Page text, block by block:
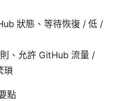
狀態、等待恢復 / 低 /
、允許 GitHub 流量 /
瑣
點